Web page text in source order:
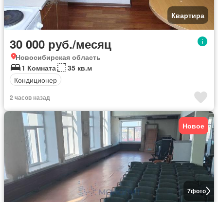
Квартира
30 000 руб./месяц
Новосибирская область
1 Комната
35 кв.м
Кондиционер
2 часов назад
7фото
Новое